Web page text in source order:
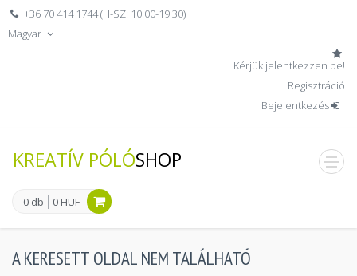
+36 70 414 1744 (H-SZ: 10:00-19:30)
Magyar
Kérjük jelentkezzen be!
Regisztráció
Bejelentkezés
KREATÍV PÓLÓSHOP
0 db 0 HUF
A KERESETT OLDAL NEM TALÁLHATÓ